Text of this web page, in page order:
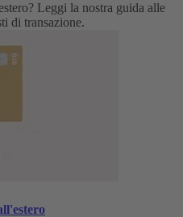
Leggi la nostra guida alle
di transazione.